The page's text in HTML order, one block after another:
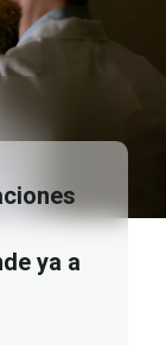
ya a